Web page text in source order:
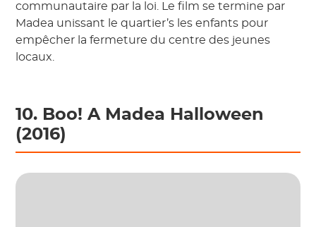
communautaire par la loi. Le film se termine par
Madea unissant le quartier’s les enfants pour
empêcher la fermeture du centre des jeunes
locaux.
10. Boo! A Madea Halloween
(2016)